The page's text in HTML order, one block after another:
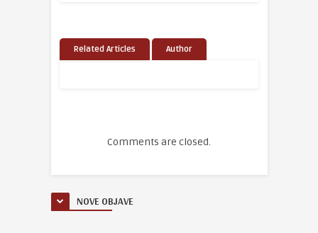
Related Articles Author
Comments are closed.
NOVE OBJAVE